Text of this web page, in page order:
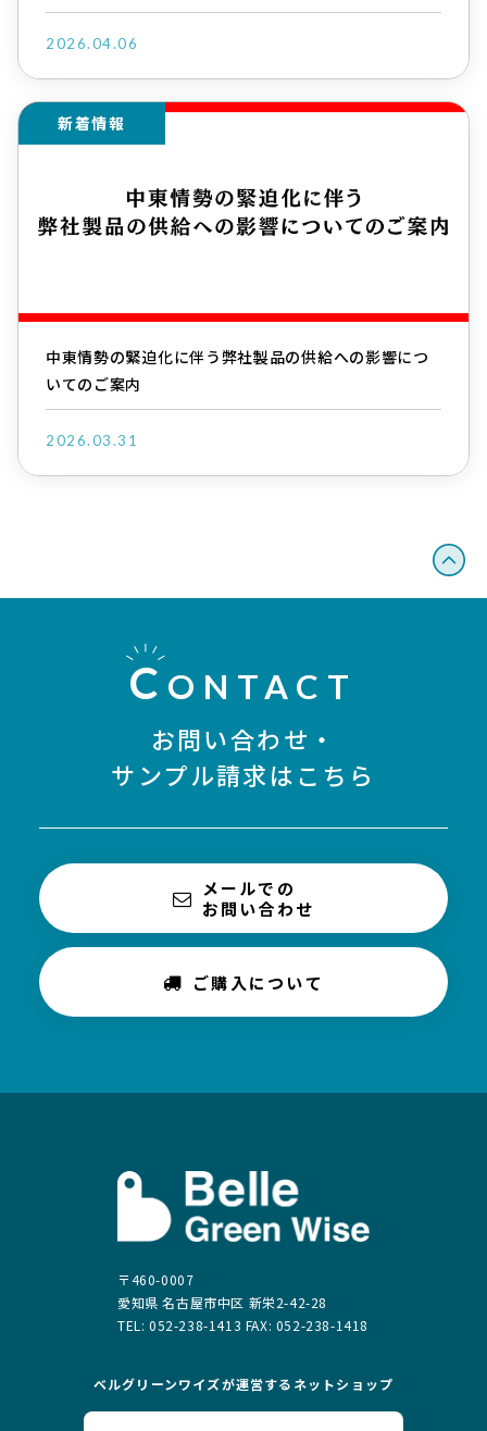
2026.04.06
新着情報
中東情勢の緊迫化に伴う弊社製品の供給への影響につ
いてのご案内
2026.03.31
C ONTACT
お問い合わせ・
サンプル請求はこちら
メールでの
お問い合わせ
ご購入について
〒460-0007
愛知県 名古屋市中区 新栄2-42-28
TEL: 052-238-1413 FAX: 052-238-1418
ベルグリーンワイズが運営する ネットショップ